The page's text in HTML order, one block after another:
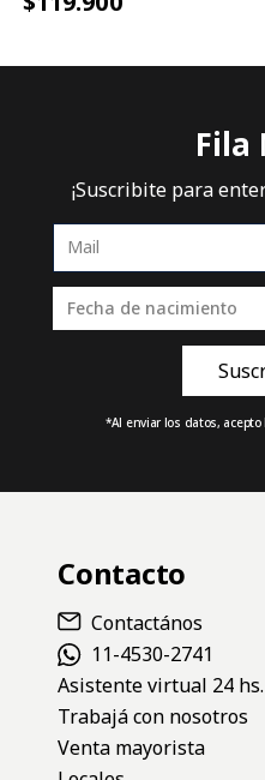
Fila
¡Suscribite para
*Al enviar los datos, acepto
Contacto
Contactános
11-4530-2741
Asistente virtual 24 hs.
Trabajá con nosotros
Venta mayorista